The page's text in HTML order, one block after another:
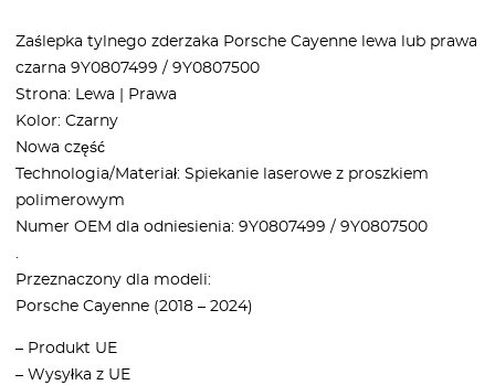
Zaślepka tylnego zderzaka Porsche Cayenne lewa lub prawa
czarna 9Y0807499 / 9Y0807500
Strona: Lewa | Prawa
Kolor: Czarny
Nowa część
Technologia/Materiał: Spiekanie laserowe z proszkiem
polimerowym
Numer OEM dla odniesienia: 9Y0807499 / 9Y0807500
.
Przeznaczony dla modeli:
Porsche Cayenne (2018 – 2024)
– Produkt UE
– Wysyłka z UE